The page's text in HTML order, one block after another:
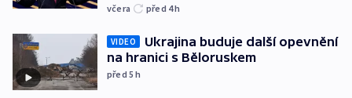
včera před 4h
VIDEO
Ukrajina buduje další opevnění
na hranici s Běloruskem
před 5h